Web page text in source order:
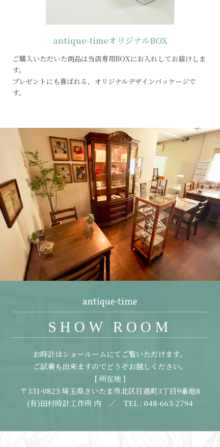
antique-timeオリジナルBOX
ご購入いただいた商品は当店専用BOXにお入れしてお届けしま
す。
プレゼントにも喜ばれる、オリジナルデザインパッケージで
す。
SHOW ROOM
お時計はショールームにてご覧いただけます。
ご試着も出来ますのでどうぞお越しください。
[ 所在地 ]
〒331-0823 埼玉県さいたま市北区日進町3丁目9番地8
(有)田村時計工作所 内 ／ TEL : 048-663-2794